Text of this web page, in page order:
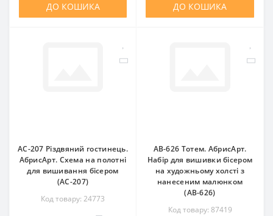
ДО КОШИКА ДО КОШИКА
AC-207 Різдвяний гостинець.
АбрисАрт. Схема на полотні
для вишивання бісером
(АС-207)
Код товару: 24773
AB-626 Тотем. АбрисАрт.
Набір для вишивки бісером
на художньому холсті з
нанесеним малюнком
(АВ-626)
Код товару: 87419